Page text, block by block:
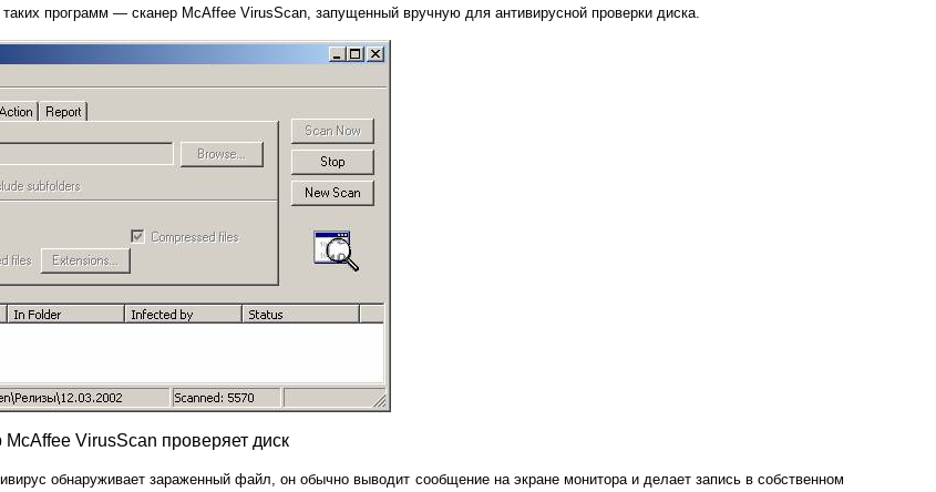
таких программ — сканер McAffee VirusScan , запущенный вручную для антивирусной проверки диска.
McAffee VirusScan проверяет диск
обнаруживает зараженный файл, он обычно выводит сообщение на экране монитора и делает запись в собственном